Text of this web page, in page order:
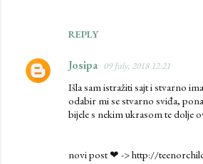
s
REPLY
Josipa 09 July, 2018 12:21
Išla sam istražiti sajt i stvarno
odabir mi se stvarno sviđa,
bijele s nekim ukrasom te dolje
novi post ❤ -> http://